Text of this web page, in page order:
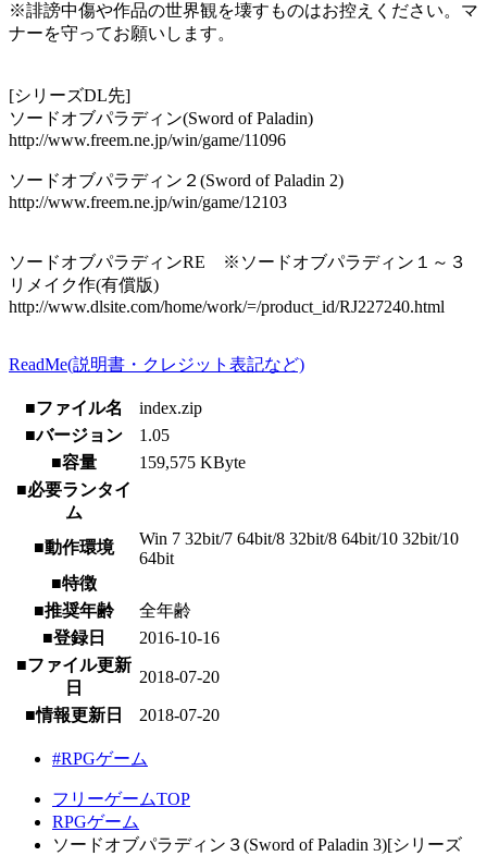
※誹謗中傷や作品の世界観を壊すものはお控えください。マ
ナーを守ってお願いします。
[シリーズDL先]
ソードオブパラディン(Sword of Paladin)
http://www.freem.ne.jp/win/game/11096
ソードオブパラディン２(Sword of Paladin 2)
http://www.freem.ne.jp/win/game/12103
ソードオブパラディンRE ※ソードオブパラディン１～３
リメイク作(有償版)
http://www.dlsite.com/home/work/=/product_id/RJ227240.html
ReadMe(説明書・クレジット表記など)
■ファイル名
index.zip
■バージョン
1.05
■容量
159,575 KByte
■必要ランタイ
ム
■動作環境
Win 7 32bit/7 64bit/8 32bit/8 64bit/10 32bit/10
64bit
■特徴
■推奨年齢
全年齢
■登録日
2016-10-16
■ファイル更新
日
2018-07-20
■情報更新日 2018-07-20
#RPGゲーム
フリーゲームTOP
RPGゲーム
ソードオブパラディン３(Sword of Paladin 3)[シリーズ